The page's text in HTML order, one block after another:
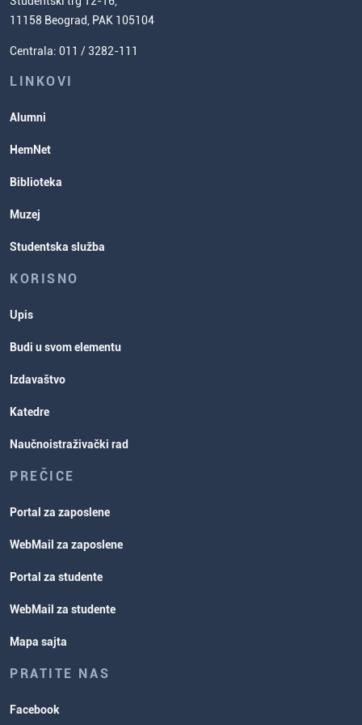
Naučnoistraživački rad
Usavršavanje za nastavnike hemije
Poverenik za ravnopravnost
Studentske organizacije
Cenovnik studija
11158 Beograd, PAK 105104
Centrala: 011 / 3282-111
LINKOVI
Alumni
HemNet
Biblioteka
Muzej
Studentska služba
KORISNO
Upis
Budi u svom elementu
Izdavaštvo
Katedre
Naučnoistraživački rad
PREČICE
Portal za zaposlene
WebMail za zaposlene
Portal za studente
WebMail za studente
Mapa sajta
PRATITE NAS
Facebook